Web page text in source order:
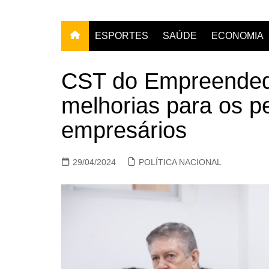
ESPORTES SAÚDE ECONOMIA
CST do
melhorias para os
empresários
29/04/2024 POLÍTICA NACIONAL